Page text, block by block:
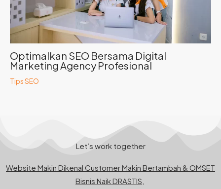
Optimalkan SEO Bersama Digital
Marketing Agency Profesional
Tips SEO
Let’s work together
Website Makin Dikenal Customer Makin Bertambah & OMSET
Bisnis Naik DRASTIS,